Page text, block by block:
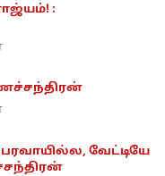
:
வேட்டியே